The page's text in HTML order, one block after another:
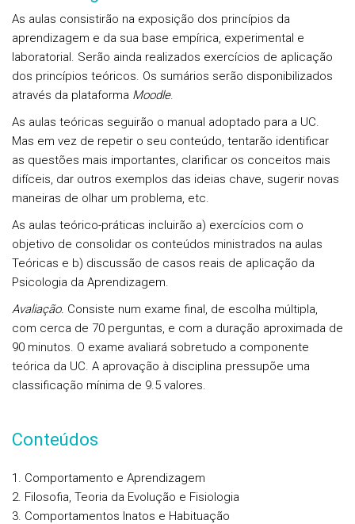
As aulas consistirão na exposição dos princípios da
aprendizagem e da sua base empírica, experimental e
laboratorial. Serão ainda realizados exercícios de aplicação
dos princípios teóricos. Os sumários serão disponibilizados
através da plataforma Moodle.
As aulas teóricas seguirão o manual adoptado para a UC.
Mas em vez de repetir o seu conteúdo, tentarão identificar
as questões mais importantes, clarificar os conceitos mais
difíceis, dar outros exemplos das ideias chave, sugerir novas
maneiras de olhar um problema, etc.
As aulas teórico-práticas incluirão a) exercícios com o
objetivo de consolidar os conteúdos ministrados na aulas
Teóricas e b) discussão de casos reais de aplicação da
Psicologia da Aprendizagem.
Avaliação. Consiste num exame final, de escolha múltipla,
com cerca de 70 perguntas, e com a duração aproximada de
90 minutos. O exame avaliará sobretudo a componente
teórica da UC. A aprovação à disciplina pressupõe uma
classificação mínima de 9.5 valores.
Conteúdos
Comportamento e Aprendizagem
Filosofia, Teoria da Evolução e Fisiologia
Comportamentos Inatos e Habituação